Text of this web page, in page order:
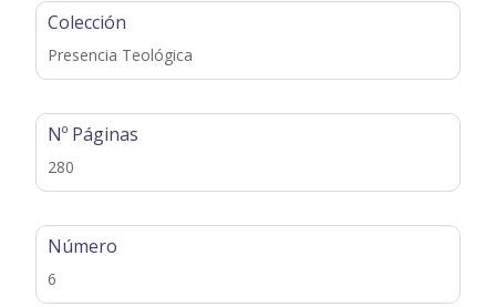
Colección
Presencia Teológica
Nº Páginas
280
Número
6